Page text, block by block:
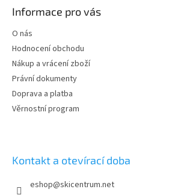
Informace pro vás
O nás
Hodnocení obchodu
Nákup a vrácení zboží
Právní dokumenty
Doprava a platba
Věrnostní program
Kontakt a otevírací doba
eshop@skicentrum.net